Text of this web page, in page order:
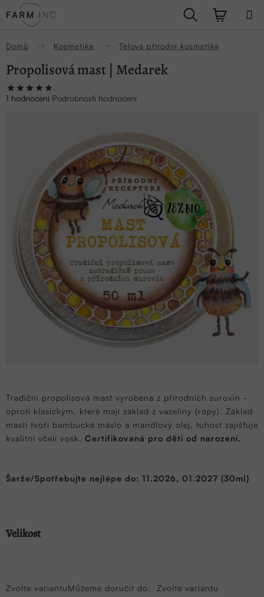
na
Hledat
Domů Kosmetika Tělová přírodní kosmetika
Tradiční propolisová mast vyrobena z přírodních surovin -
oproti klasickým, které mají základ z vazelíny (ropy). Základ
masti tvoří bambucké máslo a mandlový olej, tuhost zajišťuje
kvalitní včelí vosk. Certifikovaná pro děti od narození.
Šarže/Spotřebujte nejlépe do: 11.2026, 01.2027 (30ml)
Velikost
Zvolte variantuMůžeme doručit do:
Zvolte variantu
Propolisová mast | Medarek
Průměrné
hodnocení
1 hodnocení Podrobnosti hodnocení